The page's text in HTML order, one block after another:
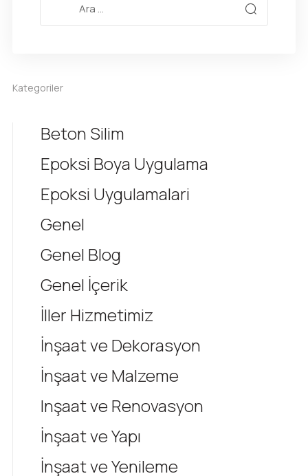
Kategoriler
Beton Silim
Epoksi Boya Uygulama
Epoksi Uygulamalari
Genel
Genel Blog
Genel İçerik
İller Hizmetimiz
İnşaat ve Dekorasyon
İnşaat ve Malzeme
Inşaat ve Renovasyon
İnşaat ve Yapı
İnşaat ve Yenileme